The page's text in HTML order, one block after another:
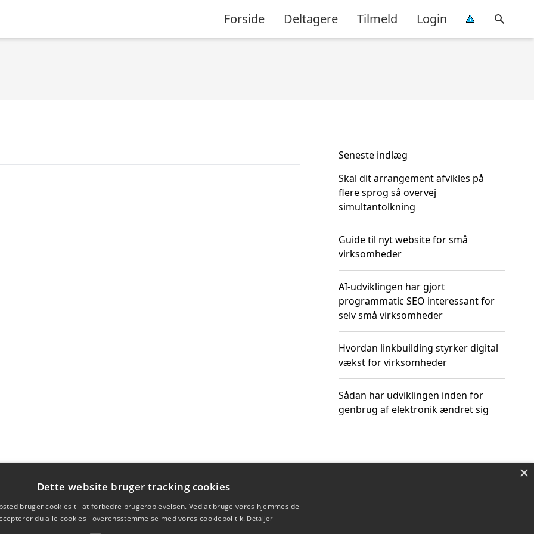
Forside Deltagere Tilmeld Login
Seneste indlæg
Skal dit arrangement afvikles på
flere sprog så overvej
simultantolkning
Guide til nyt website for små
virksomheder
AI-udviklingen har gjort
programmatic SEO interessant for
selv små virksomheder
Hvordan linkbuilding styrker digital
vækst for virksomheder
Sådan har udviklingen inden for
genbrug af elektronik ændret sig
×
Dette website bruger tracking cookies
bruger cookies til at forbedre brugeroplevelsen. Ved at bruge vores hjemmeside
du alle cookies i overensstemmelse med vores cookiepolitik. Detaljer